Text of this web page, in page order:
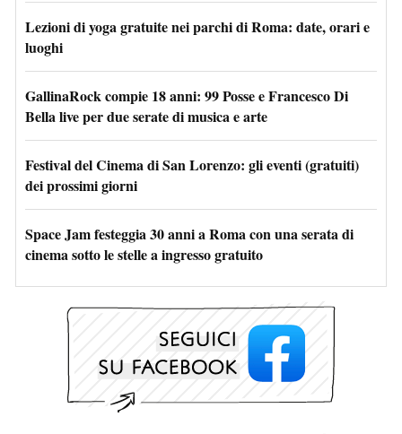
Lezioni di yoga gratuite nei parchi di Roma: date, orari e
luoghi
GallinaRock compie 18 anni: 99 Posse e Francesco Di
Bella live per due serate di musica e arte
Festival del Cinema di San Lorenzo: gli eventi (gratuiti)
dei prossimi giorni
Space Jam festeggia 30 anni a Roma con una serata di
cinema sotto le stelle a ingresso gratuito